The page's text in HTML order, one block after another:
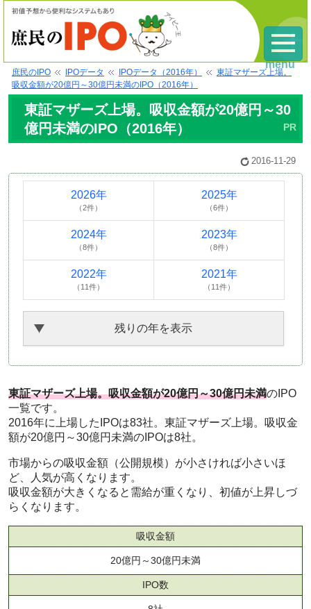
庶民のIPO IPOデータ IPOデータ（2016年）
東証マザーズ上場。
吸収金額が20億円～30億円未満のIPO（2016年）
東証マザーズ上場。吸収金額が20億円～30
億円未満のIPO（2016年）
2016-11-29
2026年
（2件）
2025年
（6件）
2024年
（8件）
2023年
（8件）
2022年
（11件）
2021年
（11件）
残りの年を表示
東証マザーズ上場。吸収金額が20億円～30億円未満のIPO
一覧です。
2016年に上場したIPOは83社。東証マザーズ上場。吸収金
額が20億円～30億円未満のIPOは8社。
市場からの吸収金額（公開規模）が小さければ小さいほ
ど、人気が高くなります。
吸収金額が大きくなると需給が重くなり、初値が上昇しづ
らくなります。
吸収金額
20億円～30億円未満
IPO数
menu